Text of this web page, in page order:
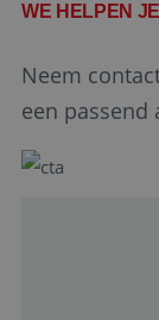
WE HELPEN
Neem
een passend